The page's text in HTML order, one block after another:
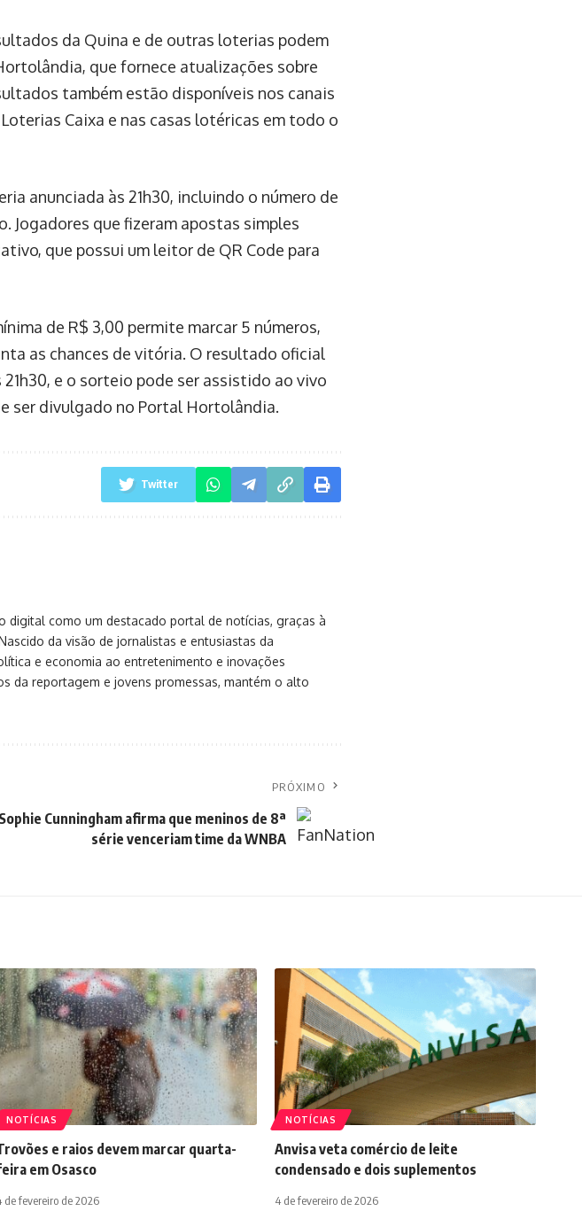
da Quina e de outras loterias podem
que fornece atualizações sobre
também estão disponíveis nos canais
Caixa e nas casas lotéricas em todo o
anunciada às 21h30, incluindo o número de
Jogadores que fizeram apostas simples
que possui um leitor de QR Code para
de R$ 3,00 permite marcar 5 números,
as chances de vitória. O resultado oficial
e o sorteio pode ser assistido ao vivo
ser divulgado no Portal Hortolândia.
Twitter
digital como um destacado portal de notícias, graças à
da visão de jornalistas e entusiastas da
e economia ao entretenimento e inovações
da reportagem e jovens promessas, mantém o alto
PRÓXIMO
Sophie Cunningham afirma que meninos de 8ª
série venceriam time da WNBA
NOTÍCIAS
e raios devem marcar quarta-
em Osasco
de fevereiro de 2026
NOTÍCIAS
Anvisa veta comércio de leite
condensado e dois suplementos
4 de fevereiro de 2026